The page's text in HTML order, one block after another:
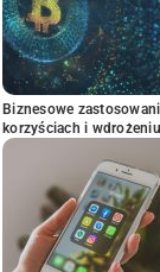
Biznesowe
korzyściach i wdrożeniu